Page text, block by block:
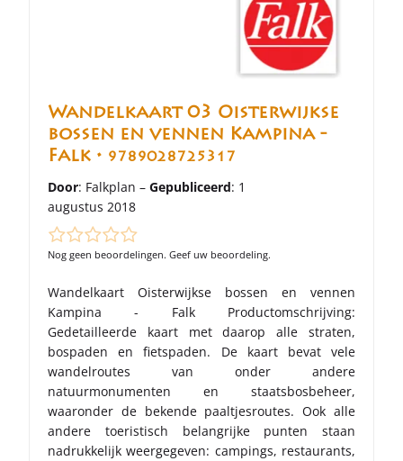
Wandelkaart 03 Oisterwijkse
bossen en vennen Kampina -
Falk • 9789028725317
Door: Falkplan –Gepubliceerd: 1
augustus 2018
Nog geen beoordelingen. Geef uw beoordeling.
Wandelkaart Oisterwijkse bossen en vennen
Kampina - Falk Productomschrijving:
Gedetailleerde kaart met daarop alle straten,
bospaden en fietspaden. De kaart bevat vele
wandelroutes van onder andere
natuurmonumenten en staatsbosbeheer,
waaronder de bekende paaltjesroutes. Ook alle
andere toeristisch belangrijke punten staan
nadrukkelijk weergegeven: campings, restaurants,